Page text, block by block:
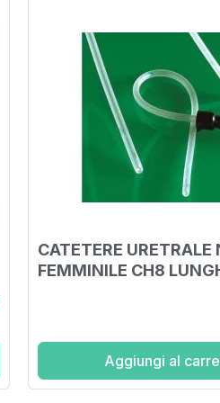
CATETERE URETRALE
FEMMINILE CH8
MEDICALE CON
Aggiungi al